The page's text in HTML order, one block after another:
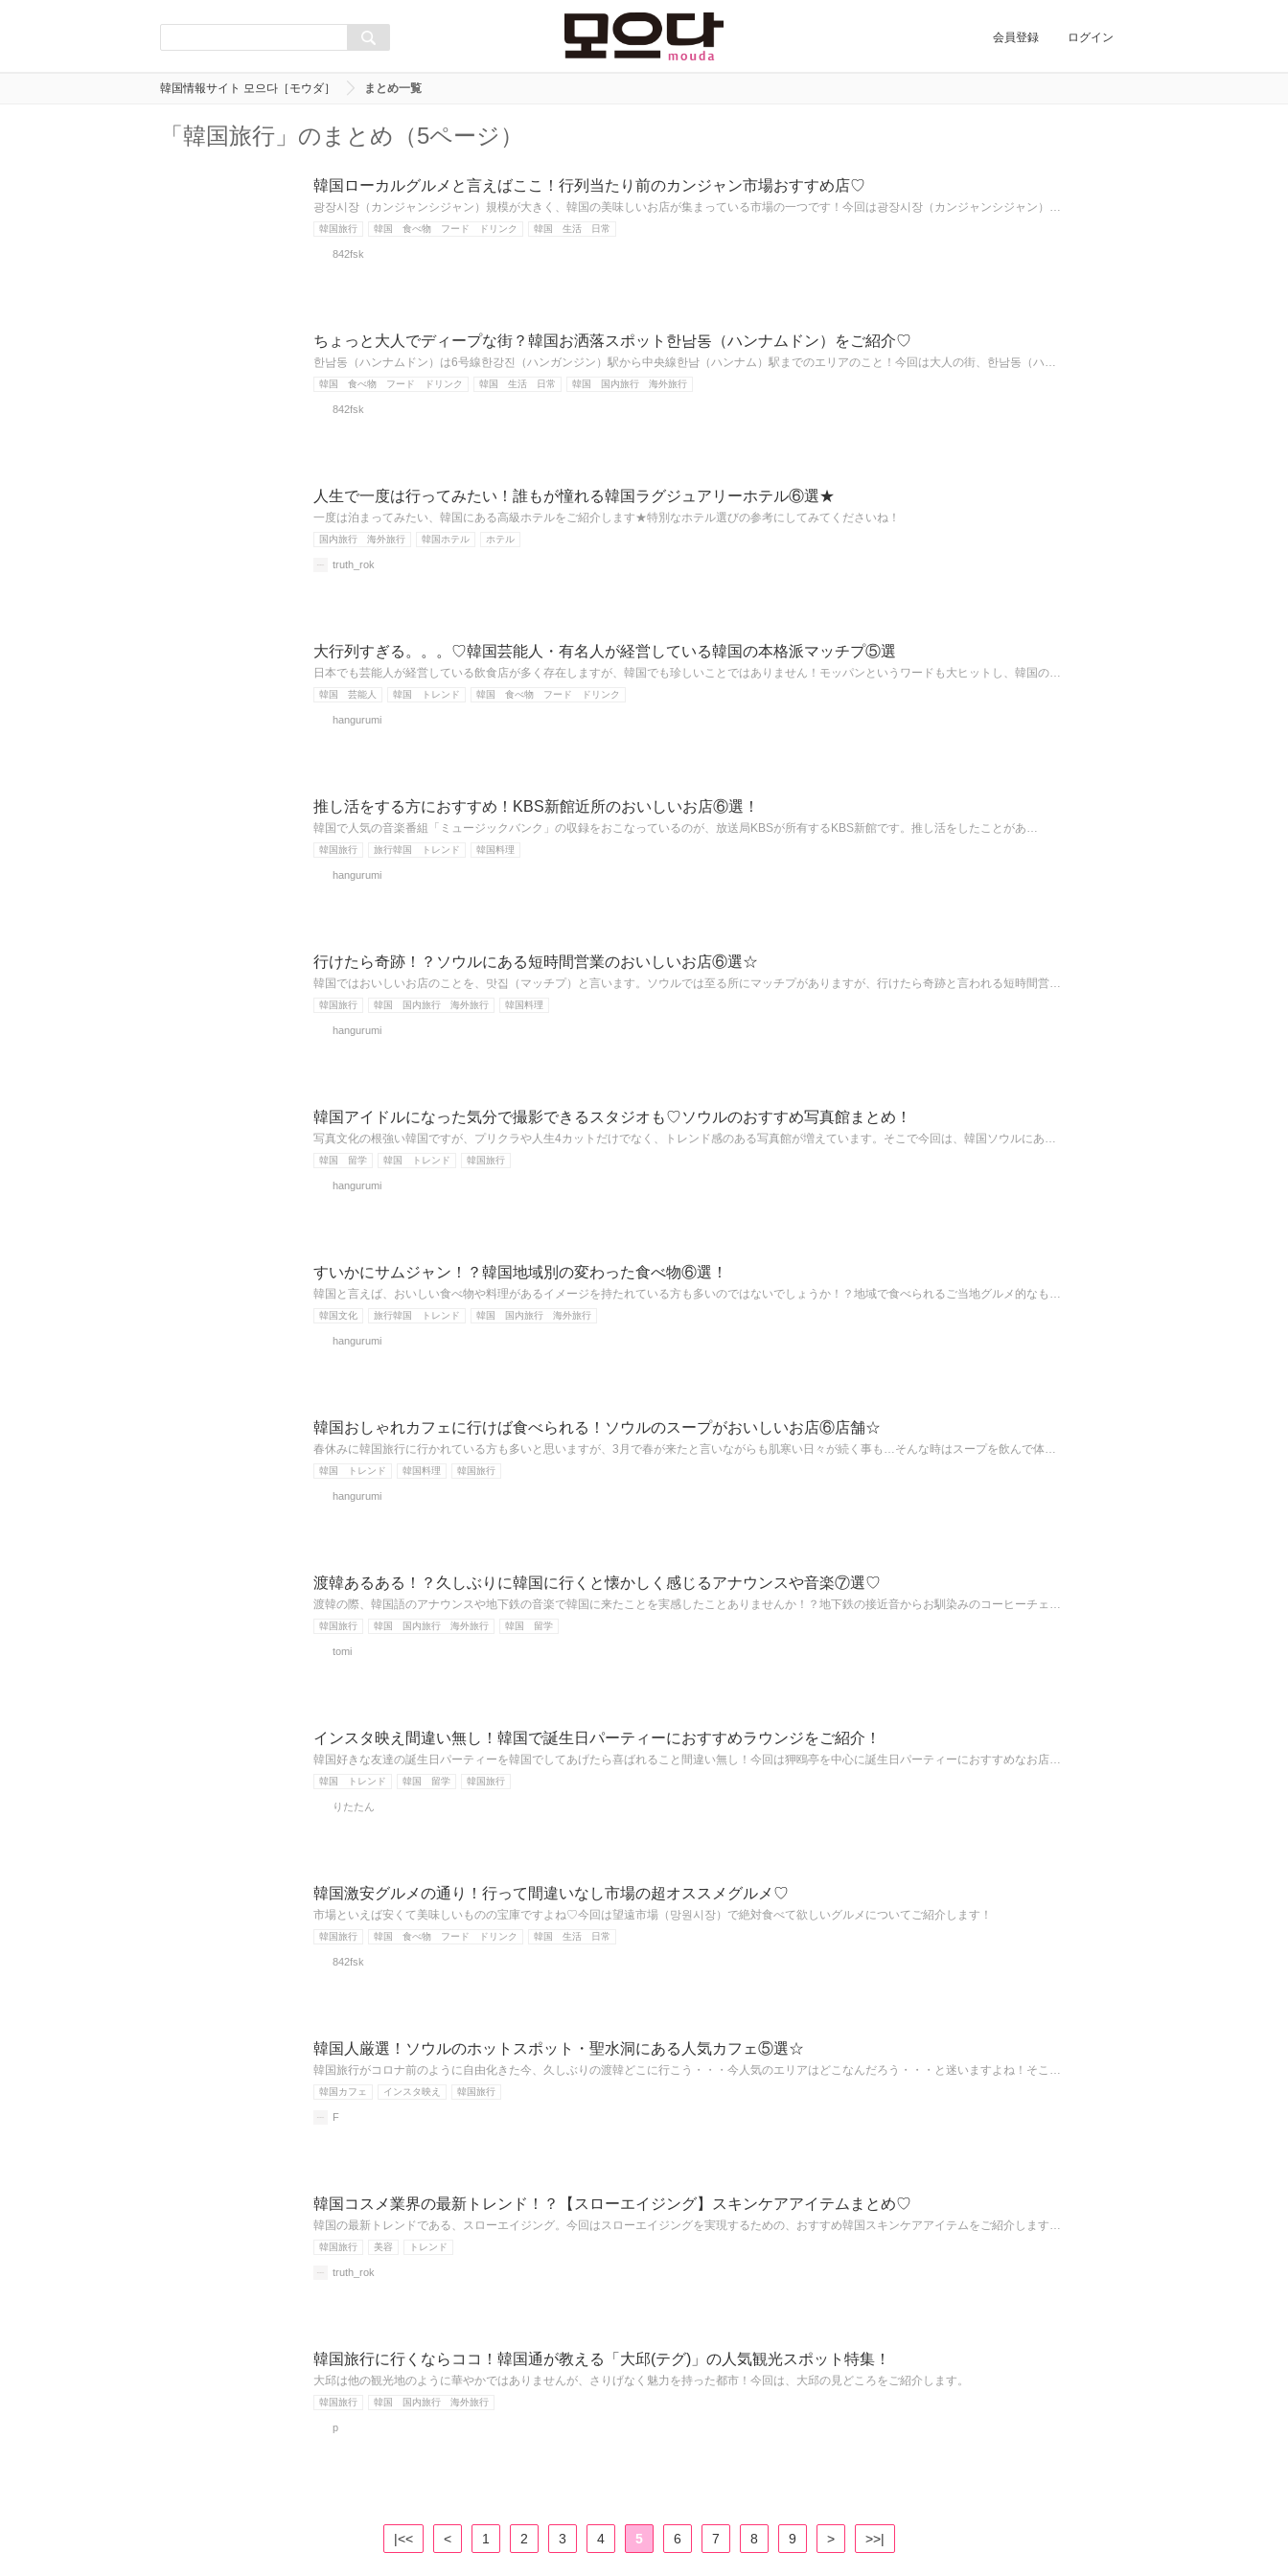
会員登録 ログイン
韓国情報サイト 모으다［モウダ］ まとめ一覧
「韓国旅行」のまとめ（5ページ）
韓国ローカルグルメと言えばここ！行列当たり前のカンジャン市場おすすめ店♡
광장시장（カンジャンシジャン）規模が大きく、韓国の美味しいお店が集まっている市場の一つです！今回は광장시장（カンジャンシジャン）…
韓国旅行 韓国 食べ物 フード ドリンク 韓国 生活 日常
842fsk
ちょっと大人でディープな街？韓国お洒落スポット한남동（ハンナムドン）をご紹介♡
한남동（ハンナムドン）は6号線한강진（ハンガンジン）駅から中央線한남（ハンナム）駅までのエリアのこと！今回は大人の街、한남동（ハ…
韓国 食べ物 フード ドリンク 韓国 生活 日常 韓国 国内旅行 海外旅行
842fsk
人生で一度は行ってみたい！誰もが憧れる韓国ラグジュアリーホテル⑥選★
一度は泊まってみたい、韓国にある高級ホテルをご紹介します★特別なホテル選びの参考にしてみてくださいね！
国内旅行 海外旅行 韓国ホテル ホテル
truth_rok
大行列すぎる。。。♡韓国芸能人・有名人が経営している韓国の本格派マッチプ⑤選
日本でも芸能人が経営している飲食店が多く存在しますが、韓国でも珍しいことではありません！モッパンというワードも大ヒットし、韓国の…
韓国 芸能人 韓国 トレンド 韓国 食べ物 フード ドリンク
hangurumi
推し活をする方におすすめ！KBS新館近所のおいしいお店⑥選！
韓国で人気の音楽番組「ミュージックバンク」の収録をおこなっているのが、放送局KBSが所有するKBS新館です。推し活をしたことがあ…
韓国旅行 旅行韓国 トレンド 韓国料理
hangurumi
行けたら奇跡！？ソウルにある短時間営業のおいしいお店⑥選☆
韓国ではおいしいお店のことを、맛집（マッチプ）と言います。ソウルでは至る所にマッチプがありますが、行けたら奇跡と言われる短時間営…
韓国旅行 韓国 国内旅行 海外旅行 韓国料理
hangurumi
韓国アイドルになった気分で撮影できるスタジオも♡ソウルのおすすめ写真館まとめ！
写真文化の根強い韓国ですが、プリクラや人生4カットだけでなく、トレンド感のある写真館が増えています。そこで今回は、韓国ソウルにあ…
韓国 留学 韓国 トレンド 韓国旅行
hangurumi
すいかにサムジャン！？韓国地域別の変わった食べ物⑥選！
韓国と言えば、おいしい食べ物や料理があるイメージを持たれている方も多いのではないでしょうか！？地域で食べられるご当地グルメ的なも…
韓国文化 旅行韓国 トレンド 韓国 国内旅行 海外旅行
hangurumi
韓国おしゃれカフェに行けば食べられる！ソウルのスープがおいしいお店⑥店舗☆
春休みに韓国旅行に行かれている方も多いと思いますが、3月で春が来たと言いながらも肌寒い日々が続く事も…そんな時はスープを飲んで体…
韓国 トレンド 韓国料理 韓国旅行
hangurumi
渡韓あるある！？久しぶりに韓国に行くと懐かしく感じるアナウンスや音楽⑦選♡
渡韓の際、韓国語のアナウンスや地下鉄の音楽で韓国に来たことを実感したことありませんか！？地下鉄の接近音からお馴染みのコーヒーチェ…
韓国旅行 韓国 国内旅行 海外旅行 韓国 留学
tomi
インスタ映え間違い無し！韓国で誕生日パーティーにおすすめラウンジをご紹介！
韓国好きな友達の誕生日パーティーを韓国でしてあげたら喜ばれること間違い無し！今回は狎鴎亭を中心に誕生日パーティーにおすすめなお店…
韓国 トレンド 韓国 留学 韓国旅行
りたたん
韓国激安グルメの通り！行って間違いなし市場の超オススメグルメ♡
市場といえば安くて美味しいものの宝庫ですよね♡今回は望遠市場（망원시장）で絶対食べて欲しいグルメについてご紹介します！
韓国旅行 韓国 食べ物 フード ドリンク 韓国 生活 日常
842fsk
韓国人厳選！ソウルのホットスポット・聖水洞にある人気カフェ⑤選☆
韓国旅行がコロナ前のように自由化きた今、久しぶりの渡韓どこに行こう・・・今人気のエリアはどこなんだろう・・・と迷いますよね！そこ…
韓国カフェ インスタ映え 韓国旅行
F
韓国コスメ業界の最新トレンド！？【スローエイジング】スキンケアアイテムまとめ♡
韓国の最新トレンドである、スローエイジング。今回はスローエイジングを実現するための、おすすめ韓国スキンケアアイテムをご紹介します…
韓国旅行 美容 トレンド
truth_rok
韓国旅行に行くならココ！韓国通が教える「大邱(テグ)」の人気観光スポット特集！
大邱は他の観光地のように華やかではありませんが、さりげなく魅力を持った都市！今回は、大邱の見どころをご紹介します。
韓国旅行 韓国 国内旅行 海外旅行
p
|<< < 1 2 3 4 5 6 7 8 9 > >>|